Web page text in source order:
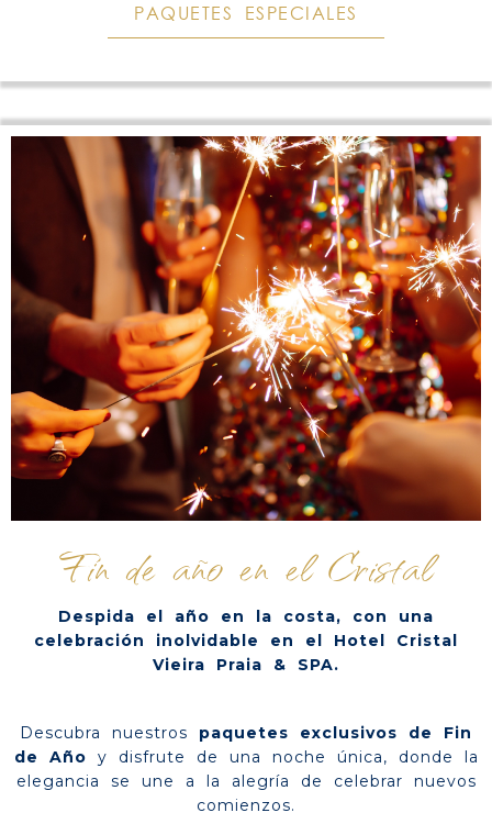
PAQUETES ESPECIALES
Fin de año en el Cristal
Despida el año en la costa, con una
celebración inolvidable en el Hotel Cristal
Vieira Praia & SPA.
Descubra nuestros paquetes exclusivos de Fin
de Año y disfrute de una noche única, donde la
elegancia se une a la alegría de celebrar nuevos
comienzos.